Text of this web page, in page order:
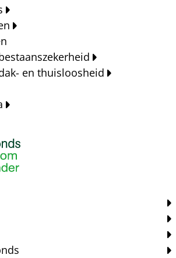
en thuisloosheid